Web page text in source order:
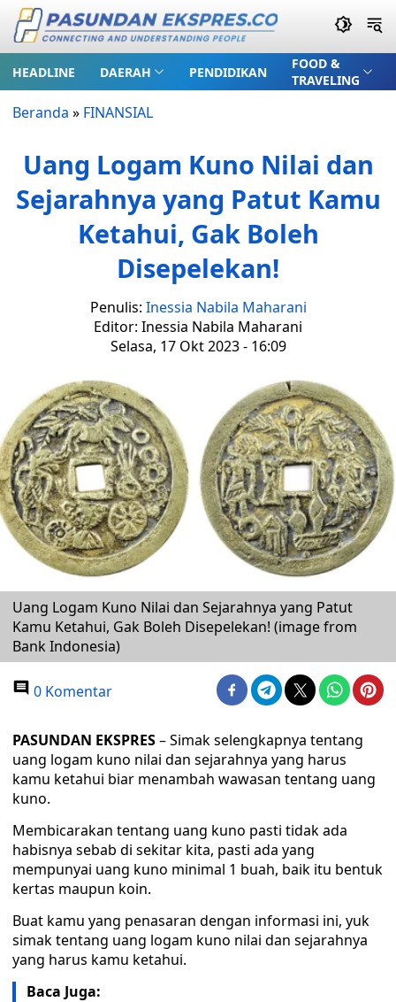
HEADLINE DAERAH PENDIDIKAN
FOOD &
TRAVELING
Beranda » FINANSIAL
Uang Logam Kuno Nilai dan
Sejarahnya yang Patut Kamu
Ketahui, Gak Boleh
Disepelekan!
Penulis: Inessia Nabila Maharani
Editor: Inessia Nabila Maharani
Selasa, 17 Okt 2023 - 16:09
Uang Logam Kuno Nilai dan Sejarahnya yang Patut
Kamu Ketahui, Gak Boleh Disepelekan! (image from
Bank Indonesia)
0 Komentar
PASUNDAN EKSPRES– Simak selengkapnya tentang
uang logam kuno nilai dan sejarahnya yang harus
kamu ketahui biar menambah wawasan tentang uang
kuno.
Membicarakan tentang uang kuno pasti tidak ada
habisnya sebab di sekitar kita, pasti ada yang
mempunyai uang kuno minimal 1 buah, baik itu bentuk
kertas maupun koin.
Buat kamu yang penasaran dengan informasi ini, yuk
simak tentang uang logam kuno nilai dan sejarahnya
yang harus kamu ketahui.
Baca Juga: